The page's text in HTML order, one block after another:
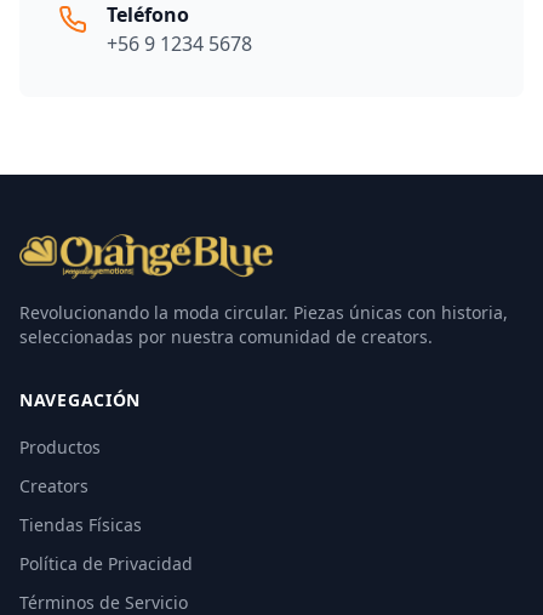
Teléfono
+56 9 1234 5678
Revolucionando la moda circular. Piezas únicas con historia,
seleccionadas por nuestra comunidad de creators.
NAVEGACIÓN
Productos
Creators
Tiendas Físicas
Política de Privacidad
Términos de Servicio